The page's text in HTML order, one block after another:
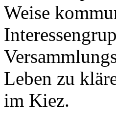
Weise
Leben zu
im Kiez.